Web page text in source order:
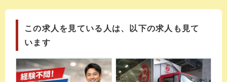
この求人を見ている人は、以下の求人も見て
います